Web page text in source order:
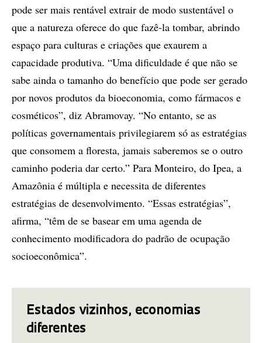
pode ser mais rentável extrair de modo sustentável o
que a natureza oferece do que fazê-la tombar, abrindo
espaço para culturas e criações que exaurem a
capacidade produtiva. “Uma dificuldade é que não se
sabe ainda o tamanho do benefício que pode ser gerado
por novos produtos da bioeconomia, como fármacos e
cosméticos”, diz Abramovay. “No entanto, se as
políticas governamentais privilegiarem só as estratégias
que consomem a floresta, jamais saberemos se o outro
caminho poderia dar certo.” Para Monteiro, do Ipea, a
Amazônia é múltipla e necessita de diferentes
estratégias de desenvolvimento. “Essas estratégias”,
afirma, “têm de se basear em uma agenda de
conhecimento modificadora do padrão de ocupação
socioeconômica”.
Estados vizinhos, economias
diferentes